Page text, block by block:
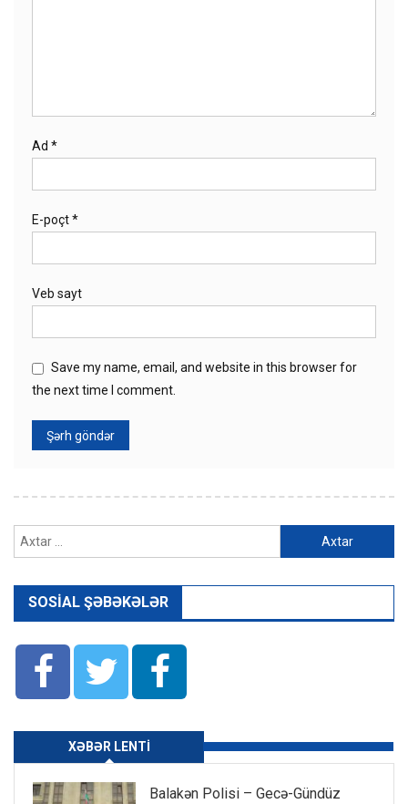
Ad *
E-poçt*
Veb sayt
Save my name, email, and website in this browser for
the next time I comment.
SOSIAL ŞƏBƏKƏLƏR
XƏBƏR LENTI
Balakən Polisi – Gecə-Gündüz